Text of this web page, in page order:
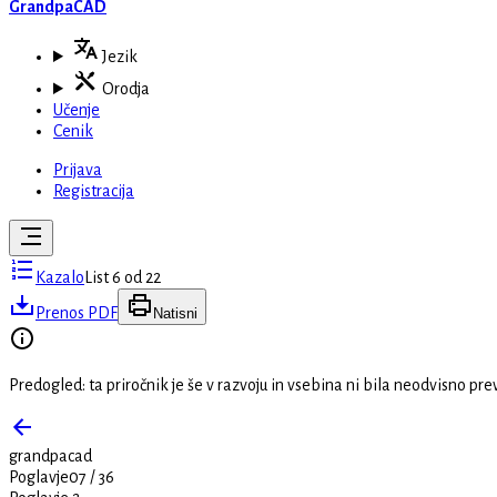
GrandpaCAD
Jezik
Orodja
Učenje
Cenik
Prijava
Registracija
Kazalo List 6 od 22
Prenos PDF
Natisni
Predogled: ta priročnik je še v razvoju in vsebina ni bila neodvisno
grandpacad
Poglavje07 /36